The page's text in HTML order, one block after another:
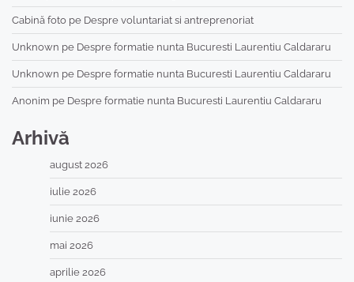
Cabină foto pe Despre voluntariat si antreprenoriat
Unknown pe Despre formatie nunta Bucuresti Laurentiu Caldararu
Unknown pe Despre formatie nunta Bucuresti Laurentiu Caldararu
Anonim pe Despre formatie nunta Bucuresti Laurentiu Caldararu
Arhivă
august 2026
iulie 2026
iunie 2026
mai 2026
aprilie 2026